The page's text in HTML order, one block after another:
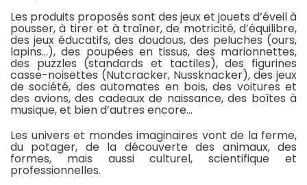
Les produits proposés sont des jeux et jouets d’éveil à
pousser, à tirer et à traîner, de motricité, d’équilibre,
des jeux éducatifs, des doudous, des peluches (ours,
lapins…), des poupées en tissus, des marionnettes,
des puzzles (standards et tactiles), des figurines
casse-noisettes (Nutcracker, Nussknacker), des jeux
de société, des automates en bois, des voitures et
des avions, des cadeaux de naissance, des boîtes à
musique, et bien d’autres encore…
Les univers et mondes imaginaires vont de la ferme,
du potager, de la découverte des animaux, des
formes, mais aussi culturel, scientifique et
professionnelles.